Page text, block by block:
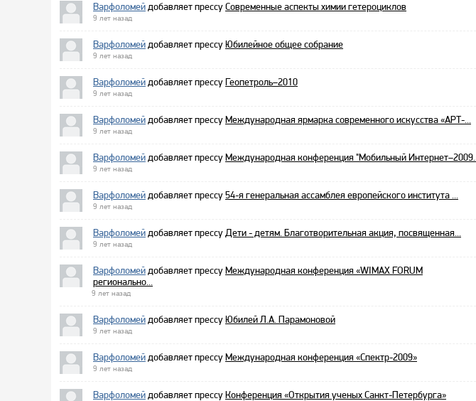
Варфоломей добавляет прессуСовременные аспекты химии гетероциклов
9 лет назад
Варфоломей добавляет прессуЮбилейное общее собрание
9 лет назад
Варфоломей добавляет прессуГеопетроль–2010
9 лет назад
Варфоломей добавляет прессуМеждународная ярмарка современного искусства «АРТ-...
9 лет назад
Варфоломей добавляет прессуМеждународная конференция "Мобильный Интернет–2009...
9 лет назад
Варфоломей добавляет прессу54-я генеральная ассамблея европейского института ...
9 лет назад
Варфоломей добавляет прессу Дети - детям. Благотворительная акция, посвященная...
9 лет назад
Варфоломей добавляет прессуМеждународная конференция «WIMAX FORUM
регионально...
9 лет назад
Варфоломей добавляет прессуЮбилей Л.А. Парамоновой
9 лет назад
Варфоломей добавляет прессуМеждународная конференция «Спектр-2009»
9 лет назад
Варфоломей добавляет прессуКонференция «Открытия ученых Санкт-Петербурга»